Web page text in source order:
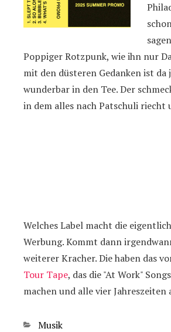
Poppiger Rotzpunk, wie ihn nur
mit den düsteren Gedanken ist da
wunderbar in den Tee. Der
in dem alles nach Patschuli riecht
Welches Label macht die
Werbung. Kommt dann
weiterer Kracher. Die haben das
Tour Tape, das die "At Work"
machen und alle vier Jahreszeiten
Kategorien
Musik